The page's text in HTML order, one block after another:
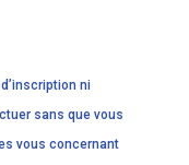
ni
sans que vous
vous concernant